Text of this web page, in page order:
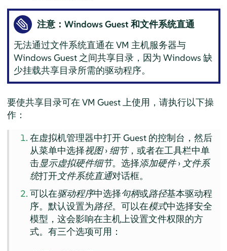
注意：Windows Guest 和文件系统直通
无法通过文件系统直通在 VM 主机服务器与
Windows Guest 之间共享目录，因为 Windows 缺
少挂载共享目录所需的驱动程序。
要使共享目录可在 VM Guest 上使用，请执行以下操
作：
在虚拟机管理器中打开 Guest 的控制台，然后
从菜单中选择视图›细节，或者在工具栏中单
击显示虚拟硬件细节。选择添加硬件› 文件系
统打开文件系统直通对话框。
可以在驱动程序中选择句柄或路径基本驱动程
序。默认设置为路径。可以在模式中选择安全
模型，这会影响在主机上设置文件权限的方
式。有三个选项可用：